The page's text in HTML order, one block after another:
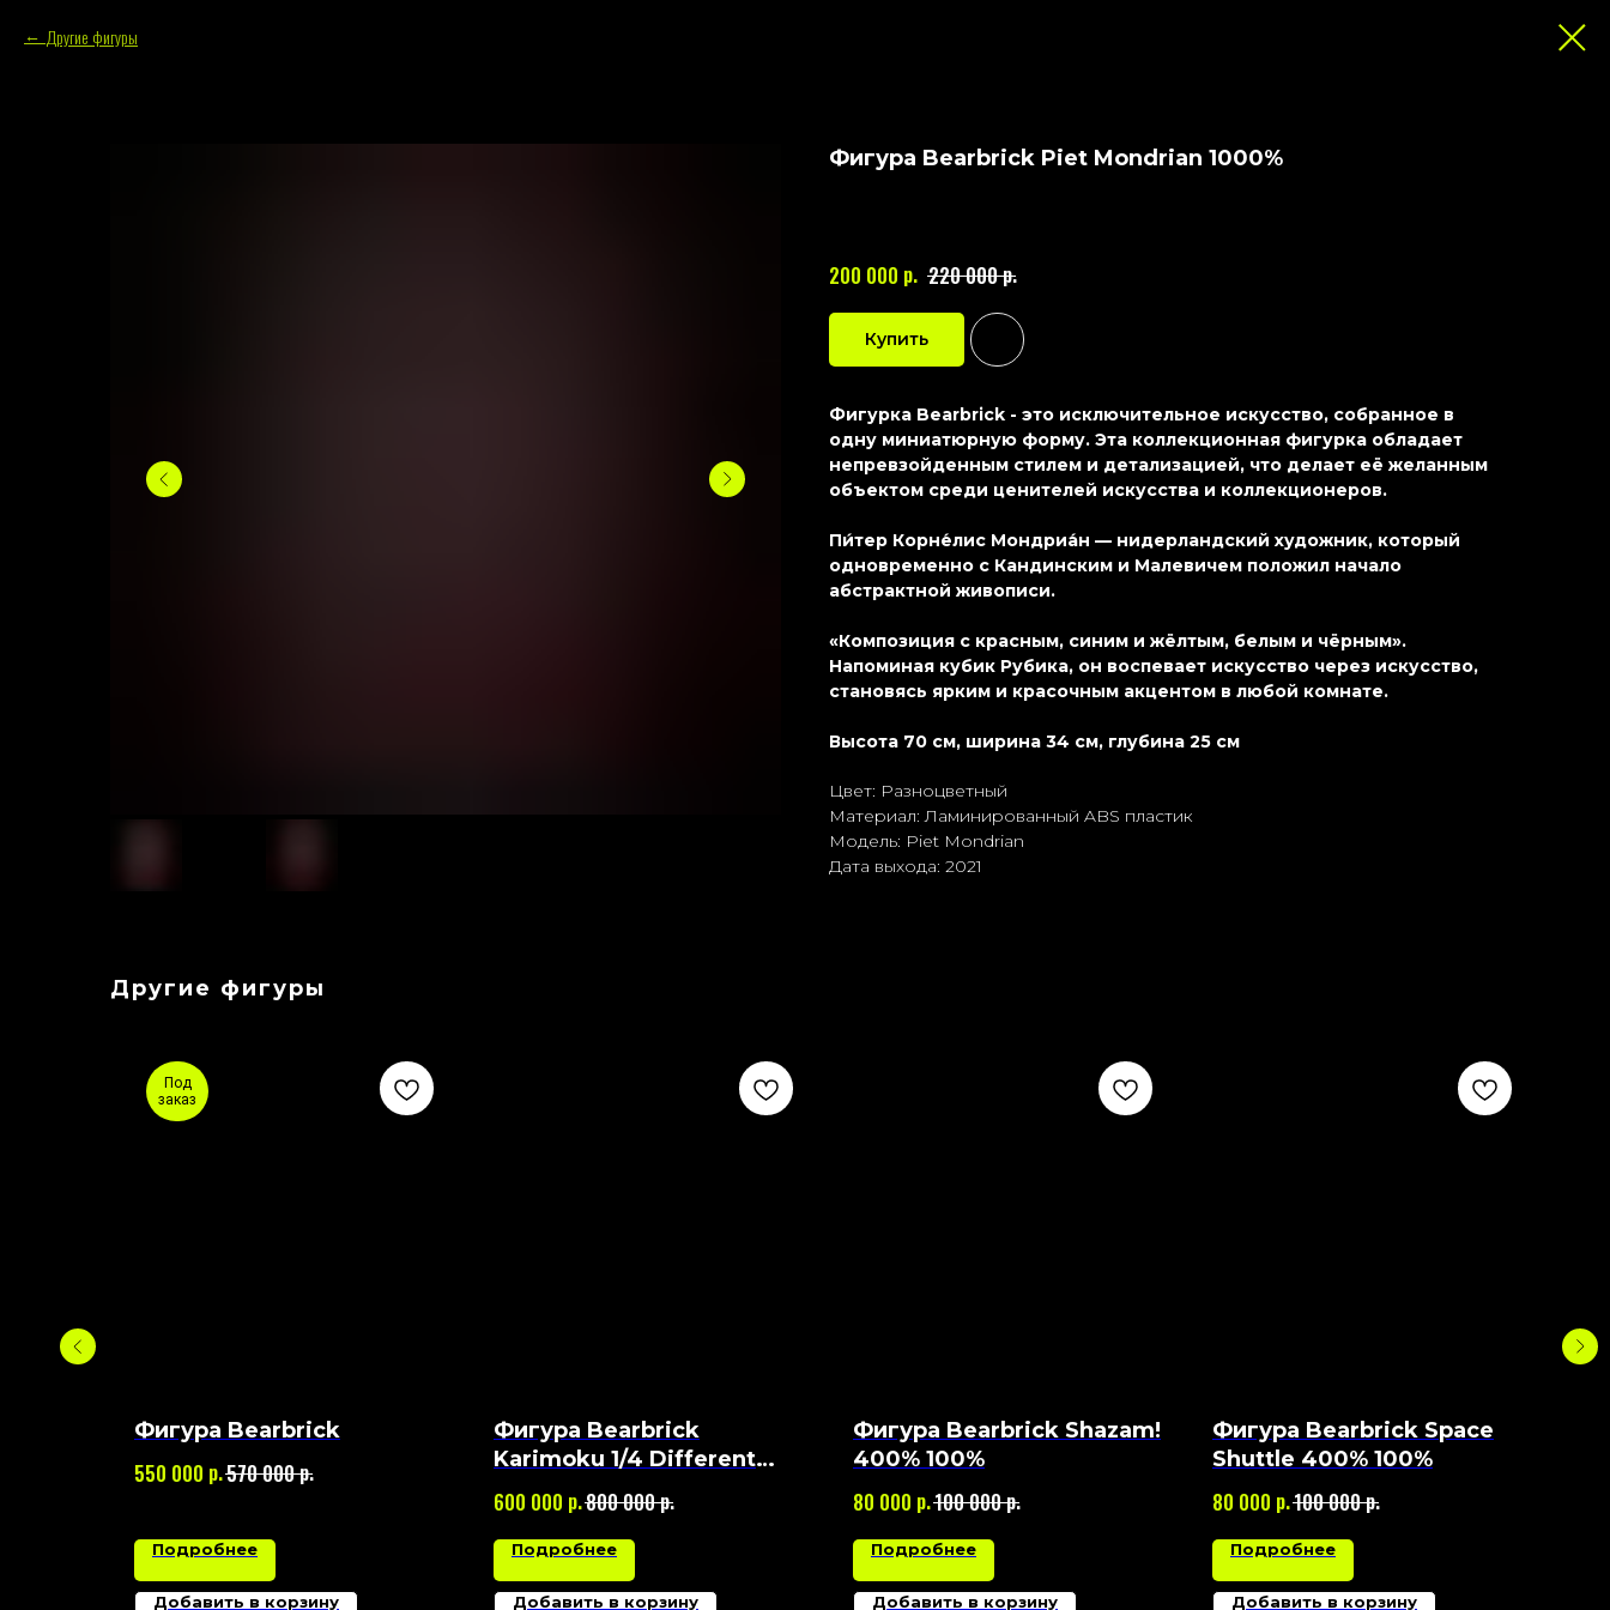
Другие фигуры
Фигура Bearbrick Piet Mondrian 1000%
200 000 р. 220 000р.
Купить
Фигурка Bearbrick - это исключительное искусство, собранное в
одну миниатюрную форму. Эта коллекционная фигурка обладает
непревзойденным стилем и детализацией, что делает её желанным
объектом среди ценителей искусства и коллекционеров.
Пи́тер Корне́лис Мондриа́н — нидерландский художник, который
одновременно с Кандинским и Малевичем положил начало
абстрактной живописи.
«Композиция с красным, синим и жёлтым, белым и чёрным».
Напоминая кубик Рубика, он воспевает искусство через искусство,
становясь ярким и красочным акцентом в любой комнате.
Высота 70 см, ширина 34 см, глубина 25 см
Цвет: Разноцветный
Материал: Ламиниpoванный ABS пластик
Модель: Piet Mondrian
Дата выхода: 2021
Другие фигуры
Под
заказ
Фигура Bearbrick
550 000 р.570 000р.
Подробнее
Добавить в корзину
Фигура Bearbrick
Karimoku 1/4 Different
Tree Species 400%
600 000 р.800 000р.
Подробнее
Добавить в корзину
Фигура Bearbrick Shazam!
400% 100%
80 000 р.100 000р.
Подробнее
Добавить в корзину
Фигура Bearbrick Space
Shuttle 400% 100%
80 000 р.100 000р.
Подробнее
Добавить в корзину